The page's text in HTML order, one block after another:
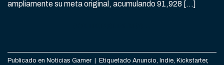
ampliamente su meta original, acumulando 91,928 […]
Publicado en Noticias Gamer Etiquetado Anuncio, Indie, Kickstarter,